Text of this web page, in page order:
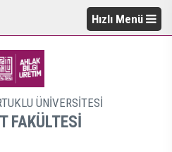
Hızlı Menü
ÜNİVERSİTESİ
FAKÜLTESİ